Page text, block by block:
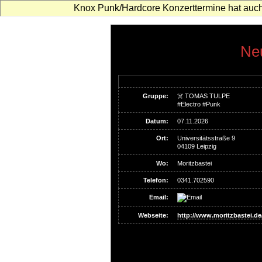
Knox Punk/Hardcore Konzerttermine hat
Gruppe:
☠️ TOMAS TULPE
#Electro #Punk
Datum: 07.11.2026
Ort:
Universitätsstraße 9
04109 Leipzig
Wo: Moritzbastei
Telefon: 0341.702590
Email:
Webseite: http://